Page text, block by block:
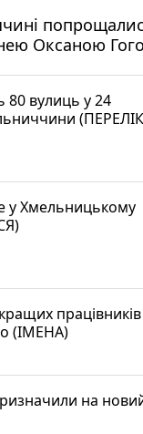
Оксаною
вулиць у 24
у Хмельницькому
працівників
(ІМЕНА)
на